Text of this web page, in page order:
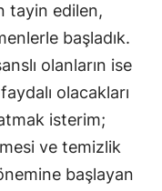
tayin edilen,
başladık.
olanların ise
olacakları
isterim;
ve temizlik
başlayan